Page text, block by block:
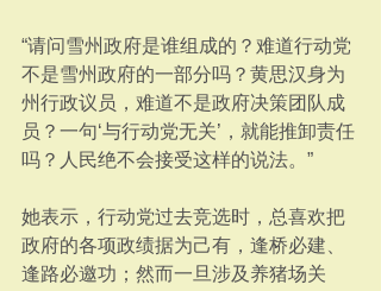
“请问雪州政府是谁组成的？难道行动党
不是雪州政府的一部分吗？黄思汉身为
州行政议员，难道不是政府决策团队成
员？一句‘与行动党无关’，就能推卸责任
吗？人民绝不会接受这样的说法。”
她表示，行动党过去竞选时，总喜欢把
政府的各项政绩据为己有，逢桥必建、
逢路必邀功；然而一旦涉及养猪场关